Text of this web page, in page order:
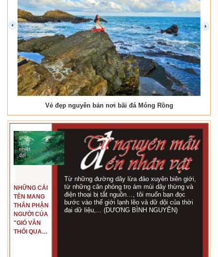
Vẻ đẹp nguyên bản nơi bãi đá Móng Rồng
prev next
NHỮNG CÁI
TÊN MANG
THÂN PHẬN
NGƯỜI CỦA
"GIÓ VẪN
THỔI QUA
Từ những đường dây lừa đảo xuyên biên giới,
từ những căn phòng trọ ám mùi dây thừng và
điện thoại bị tắt nguồn…, tôi muốn bạn đọc
bước vào thế giới lạnh lẽo và dữ dội của thời
đại dữ liệu,... (DƯƠNG BÌNH NGUYÊN)